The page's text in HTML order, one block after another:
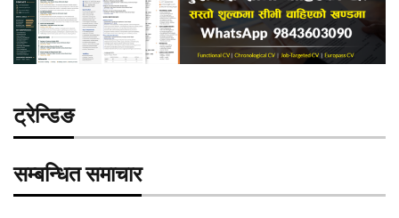
ट्रेन्डिङ
सम्बन्धित समाचार